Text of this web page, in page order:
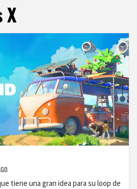
X
tiene una gran idea para su loop de